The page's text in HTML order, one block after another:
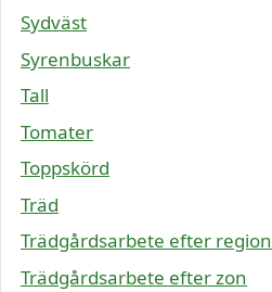
Sydväst
Syrenbuskar
Tall
Tomater
Toppskörd
Träd
Trädgårdsarbete efter region
Trädgårdsarbete efter zon